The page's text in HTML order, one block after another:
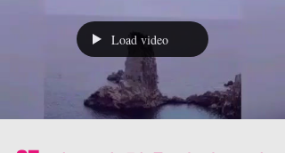
Load video